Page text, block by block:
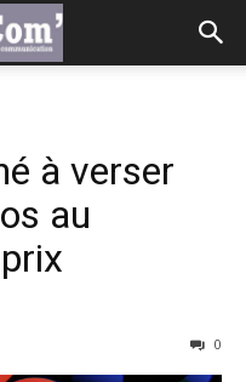
à verser
au
0